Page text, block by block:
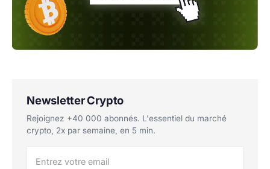
Newsletter Crypto
Rejoignez +40 000 abonnés. L'essentiel du marché
crypto, 2x par semaine, en 5 min.